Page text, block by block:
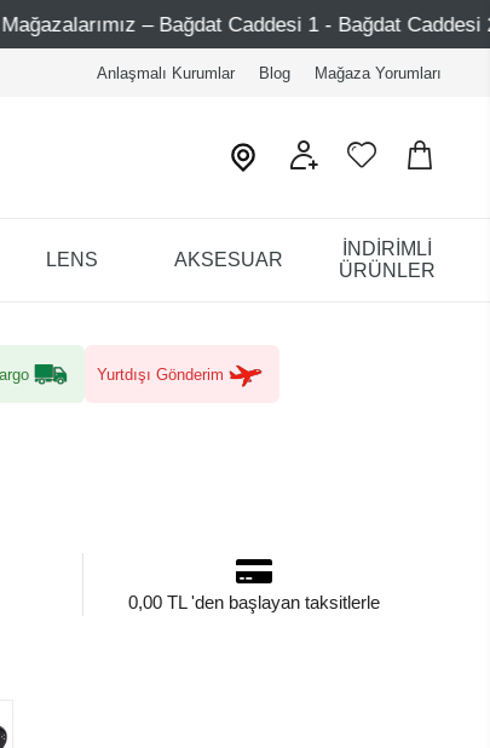
Caddesi 1 - Bağdat Caddesi 2 - Nişantaşı –
Anlaşmalı Kurumlar Blog Mağaza Yorumları
LENS AKSESUAR
İNDİRİMLİ
ÜRÜNLER
Yurtdışı Gönderim
0,00 TL 'den başlayan taksitlerle